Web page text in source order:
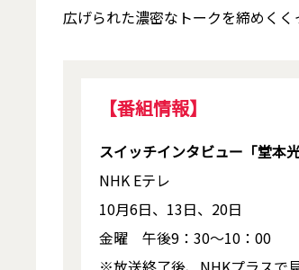
広げられた濃密なトークを締めくく
【番組情報】
スイッチインタビュー「堂本
NHK Eテレ
10月6日、13日、20日
金曜 午後9：30〜10：00